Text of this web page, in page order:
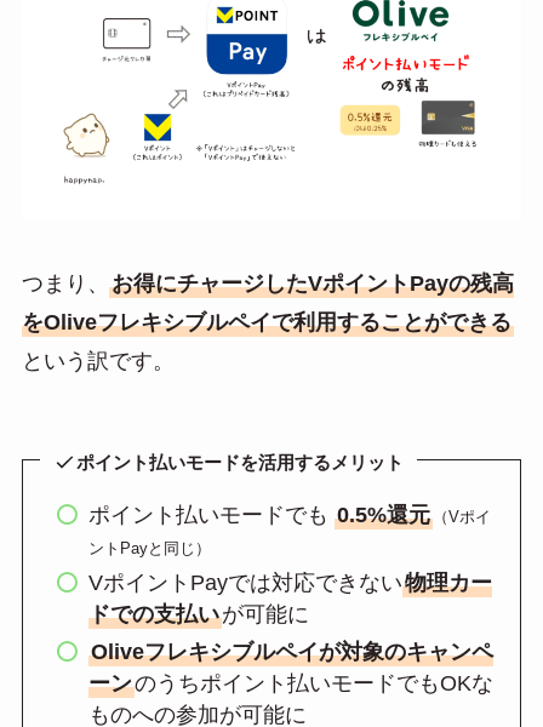
つまり、 お得にチャージしたVポイントPayの残高
をOliveフレキシブルペイで利用することができる
という訳です。
ポイント払いモードを活用するメリット
ポイント払いモードでも 0.5%還元（Vポイ
ントPayと同じ）
VポイントPayでは対応できない物理カー
ドでの支払いが可能に
Oliveフレキシブルペイが対象のキャンペ
ーンのうちポイント払いモードでもOKな
ものへの参加が可能に